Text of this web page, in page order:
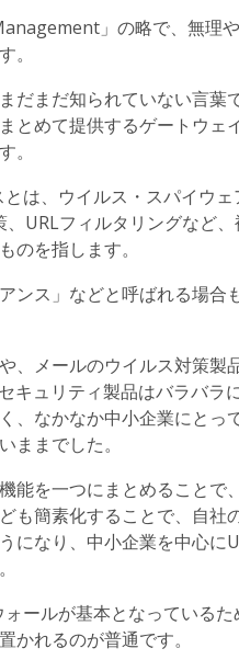
」の略で、無理
。
だまだ知られていない言葉
とめて提供するゲートウェ
。
は、ウイルス・スパイウェ
URLフィルタリングなど
のを指します。
ンス」などと呼ばれる場合
、メールのウイルス対策製
キュリティ製品はバラバラ
、なかなか中小企業にとっ
ままでした。
能を一つにまとめることで
も簡素化することで、自社
になり、中小企業を中心に
ールが基本となっているた
かれるのが普通です。